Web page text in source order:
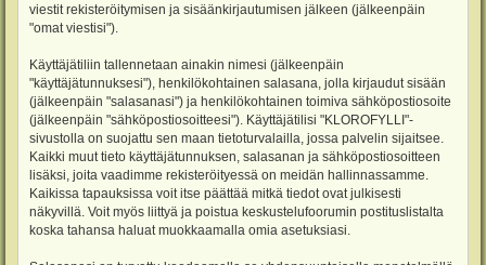
viestit rekisteröitymisen ja sisäänkirjautumisen jälkeen (jälkeenpäin
"omat viestisi").
Käyttäjätiliin tallennetaan ainakin nimesi (jälkeenpäin
"käyttäjätunnuksesi"), henkilökohtainen salasana, jolla kirjaudut sisään
(jälkeenpäin "salasanasi") ja henkilökohtainen toimiva sähköpostiosoite
(jälkeenpäin "sähköpostiosoitteesi"). Käyttäjätilisi "KLOROFYLLI"-
sivustolla on suojattu sen maan tietoturvalailla, jossa palvelin sijaitsee.
Kaikki muut tieto käyttäjätunnuksen, salasanan ja sähköpostiosoitteen
lisäksi, joita vaadimme rekisteröityessä on meidän hallinnassamme.
Kaikissa tapauksissa voit itse päättää mitkä tiedot ovat julkisesti
näkyvillä. Voit myös liittyä ja poistua keskustelufoorumin postituslistalta
koska tahansa haluat muokkaamalla omia asetuksiasi.